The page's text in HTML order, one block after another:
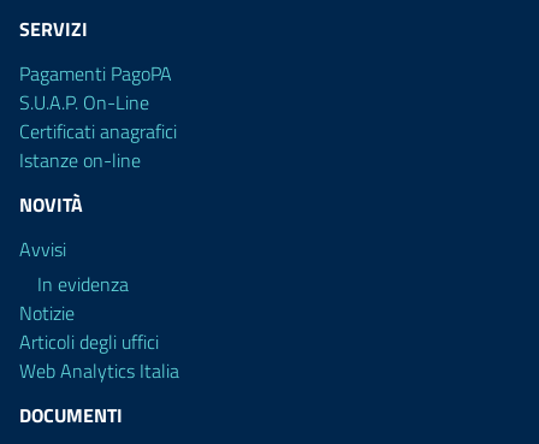
SERVIZI
Pagamenti PagoPA
S.U.A.P. On-Line
Certificati anagrafici
Istanze on-line
NOVITÀ
Avvisi
In evidenza
Notizie
Articoli degli uffici
Web Analytics Italia
DOCUMENTI